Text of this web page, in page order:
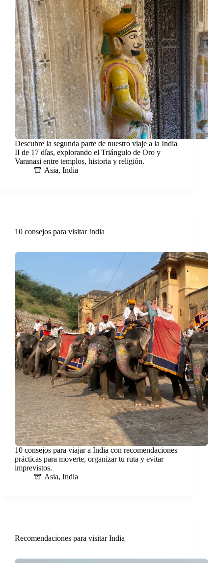
Descubre la segunda parte de nuestro viaje a la India
II de 17 días, explorando el Triángulo de Oro y
Varanasi entre templos, historia y religión.
Asia, India
10 consejos para visitar India
10 consejos para viajar a India con recomendaciones
prácticas para moverte, organizar tu ruta y evitar
imprevistos.
Asia, India
Recomendaciones para visitar India